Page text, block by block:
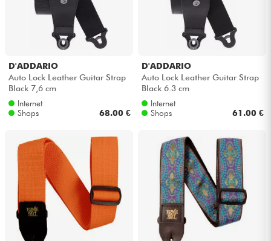
D'ADDARIO
Auto Lock Leather Guitar Strap
Black 7,6 cm
Internet
Shops
68.00 €
D'ADDARIO
Auto Lock Leather Guitar Strap
Black 6.3 cm
Internet
Shops
61.00 €